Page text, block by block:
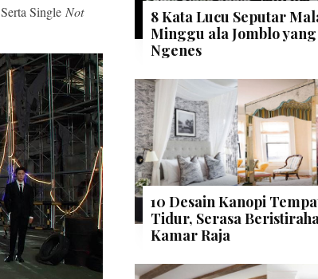
Serta Single Not
8 Kata Lucu Seputar
Minggu ala Jomblo
Ngenes
10 Desain Kanopi
Tidur, Serasa
Kamar Raja